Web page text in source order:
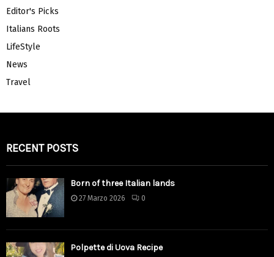
Editor's Picks
Italians Roots
LifeStyle
News
Travel
RECENT POSTS
Born of three Italian lands
27 Marzo 2026 0
Polpette di Uova Recipe